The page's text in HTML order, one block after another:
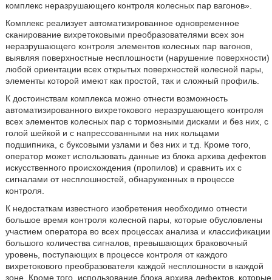
комплекс неразрушающего контроля колесных пар вагонов».
Комплекс реализует автоматизированное одновременное
сканирование вихретоковыми преобразователями всех зон
неразрушающего контроля элементов колесных пар вагонов,
выявляя поверхностные несплошности (нарушение поверхности)
любой ориентации всех открытых поверхностей колесной пары,
элементы которой имеют как простой, так и сложный профиль.
К достоинствам комплекса можно отнести возможность
автоматизированного вихретокового неразрушающего контроля
всех элементов колесных пар с тормозными дисками и без них, с
голой шейкой и с напрессованными на них кольцами
подшипника, с буксовыми узлами и без них и т.д. Кроме того,
оператор может использовать данные из блока архива дефектов
искусственного происхождения (пропилов) и сравнить их с
сигналами от несплошностей, обнаруженных в процессе
контроля.
К недостаткам известного изобретения необходимо отнести
большое время контроля колесной пары, которые обусловлены
участием оператора во всех процессах анализа и классификации
большого количества сигналов, превышающих браковочный
уровень, поступающих в процессе контроля от каждого
вихретокового преобразователя каждой несплошности в каждой
зоне. Кроме того, использование блока архива дефектов, которые